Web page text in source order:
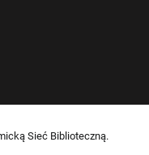
Sieć Biblioteczną.